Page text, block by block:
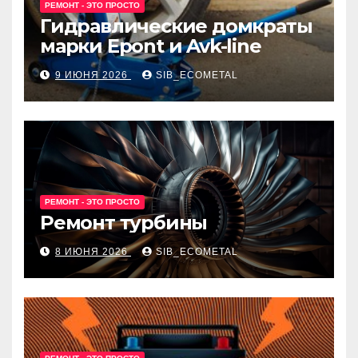
РЕМОНТ - ЭТО ПРОСТО
Гидравлические домкраты
марки Epont и Avk-line
9 ИЮНЯ 2026 SIB_ECOMETAL
РЕМОНТ - ЭТО ПРОСТО
Ремонт турбины
8 ИЮНЯ 2026 SIB_ECOMETAL